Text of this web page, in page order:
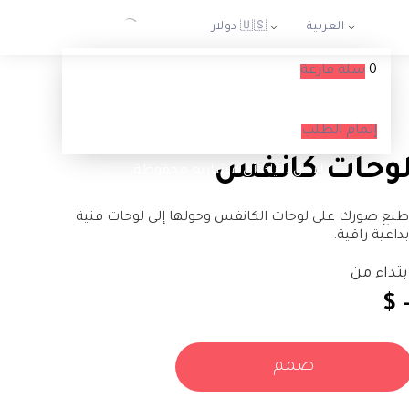
0 سلة فارغة
إتمام الطلب
ليس لديك أي مشاريع محفوظة.
كانفس
صورك على لوحات الكانفس وحولها إلى لوحات فنية
راقية.
من
$
صمم